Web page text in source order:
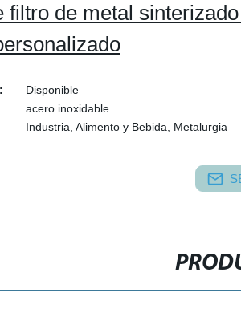
filtro de metal
Disponible
acero inoxidable
Industria, Alimento y Bebida, Metalurgia